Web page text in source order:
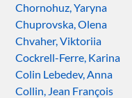
Chornohuz, Yaryna
Chuprovska, Olena
Chvaher, Viktoriia
Cockrell-Ferre, Karina
Colin Lebedev, Anna
Collin, Jean François